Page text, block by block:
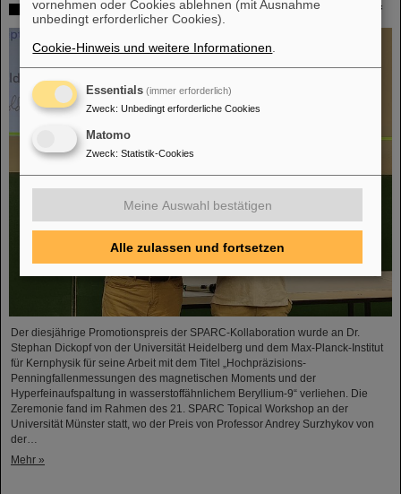
SPARC-Promotionspreis 2024 geht an Dr. Stefan Dickopf
Der diesjährige Promotionspreis der SPARC-Kollaboration wurde an Dr.
Stephan Dickopf von der Universität Heidelberg und dem Max-Planck-Institut
für Kernphysik für seine Arbeit mit dem Titel „Hochpräzisions-
Penningfallenmessungen des magnetischen Moments und der
Hyperfeinaufspaltung in wasserstoffähnlichem Beryllium-9“ verliehen. Die
Zeremonie fand im Rahmen des 21. SPARC Topical Workshop an der
Universität Münster statt, wo der Preis von Professor Andrey Surzhykov von
der…
Mehr »
vornehmen oder Cookies ablehnen (mit Ausnahme
unbedingt erforderlicher Cookies).
Cookie-Hinweis und weitere Informationen
Essentials (immer erforderlich)
Zweck: Unbedingt erforderliche Cookies
Matomo
Zweck: Statistik-Cookies
Meine Auswahl bestätigen
Alle zulassen und fortsetzen